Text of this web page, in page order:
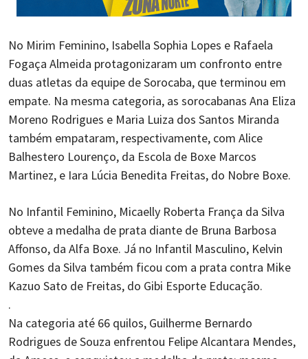
No Mirim Feminino, Isabella Sophia Lopes e Rafaela
Fogaça Almeida protagonizaram um confronto entre
duas atletas da equipe de Sorocaba, que terminou em
empate. Na mesma categoria, as sorocabanas Ana Eliza
Moreno Rodrigues e Maria Luiza dos Santos Miranda
também empataram, respectivamente, com Alice
Balhestero Lourenço, da Escola de Boxe Marcos
Martinez, e Iara Lúcia Benedita Freitas, do Nobre Boxe.
No Infantil Feminino, Micaelly Roberta França da Silva
obteve a medalha de prata diante de Bruna Barbosa
Affonso, da Alfa Boxe. Já no Infantil Masculino, Kelvin
Gomes da Silva também ficou com a prata contra Mike
Kazuo Sato de Freitas, do Gibi Esporte Educação.
.
Na categoria até 66 quilos, Guilherme Bernardo
Rodrigues de Souza enfrentou Felipe Alcantara Mendes,